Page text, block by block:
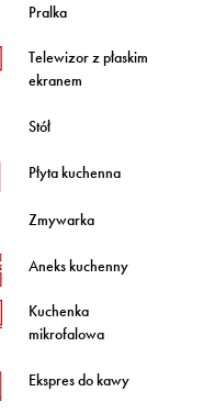
Pralka
Telewizor z płaskim
ekranem
Stół
Płyta kuchenna
Zmywarka
Aneks kuchenny
Kuchenka
mikrofalowa
Ekspres do kawy